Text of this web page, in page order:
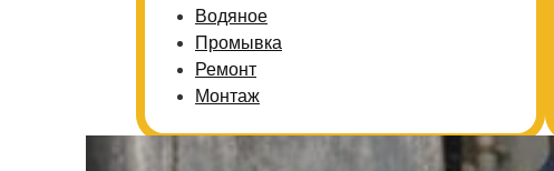
Водяное
Промывка
Ремонт
Монтаж